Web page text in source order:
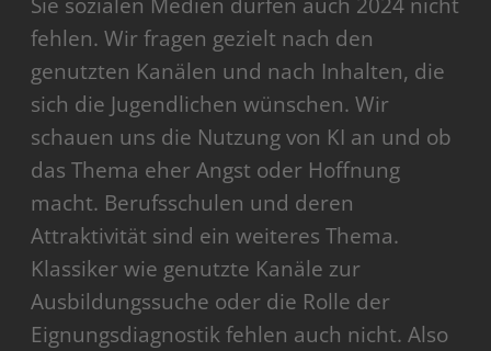
Sie sozialen Medien dürfen auch 2024 nicht
fehlen. Wir fragen gezielt nach den
genutzten Kanälen und nach Inhalten, die
sich die Jugendlichen wünschen. Wir
schauen uns die Nutzung von KI an und ob
das Thema eher Angst oder Hoffnung
macht. Berufsschulen und deren
Attraktivität sind ein weiteres Thema.
Klassiker wie genutzte Kanäle zur
Ausbildungssuche oder die Rolle der
Eignungsdiagnostik fehlen auch nicht. Also